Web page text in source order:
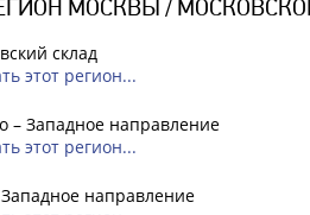
МОСКВЫ /
склад
этот регион...
– Западное направление
этот регион...
направление